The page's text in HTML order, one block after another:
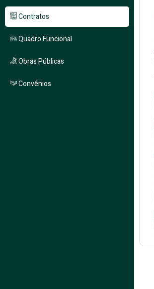
Contratos
Quadro Funcional
Obras Públicas
Convênios